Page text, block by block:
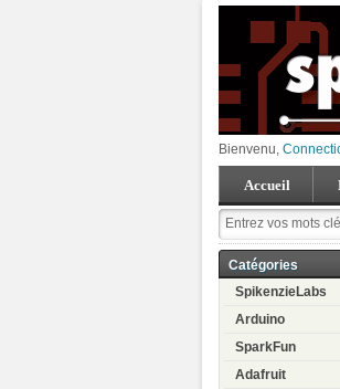
Bienvenu,
Accueil
Catégories
SpikenzieLabs
Arduino
SparkFun
Adafruit